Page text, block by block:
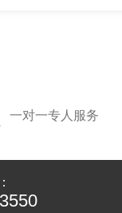
一对一专人服务